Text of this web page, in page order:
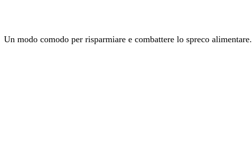
Un modo comodo per risparmiare e combattere lo spreco alimentare.